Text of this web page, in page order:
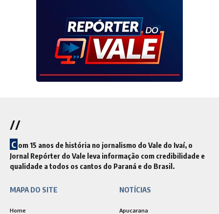
//
C om 15 anos de história no jornalismo do Vale do Ivaí, o
Jornal Repórter do Vale leva informação com credibilidade e
qualidade a todos os cantos do Paraná e do Brasil.
MAPA DO SITE
Home
NOTÍCIAS
Apucarana